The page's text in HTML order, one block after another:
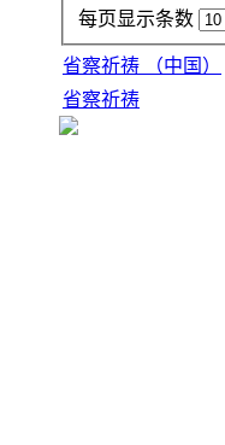
每页显示条数
省察祈祷 （中国）
省察祈祷